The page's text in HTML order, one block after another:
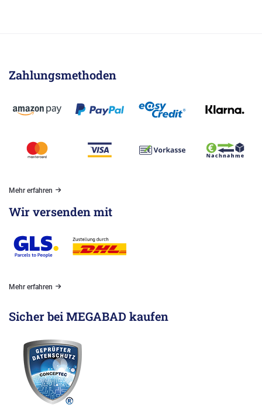
Zahlungsmethoden
Mehr erfahren
Wir versenden mit
Mehr erfahren
Sicher bei MEGABAD kaufen